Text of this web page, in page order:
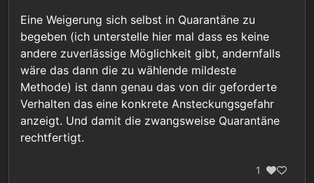
betroffenen Person setzen. Wenn ihrVerhalten
allerdings darauf schließen lassen würde, daß eine
konkrete Ansteckungsgefahr besteht, wären
natürlich Gefahrenabwehrmaßnahmen angezeigt.
Eine Weigerung sich selbst in Quarantäne zu
begeben (ich unterstelle hier mal dass es keine
andere zuverlässige Möglichkeit gibt, andernfalls
wäre das dann die zu wählende mildeste
Methode) ist dann genau das von dir geforderte
Verhalten das eine konkrete Ansteckungsgefahr
anzeigt. Und damit die zwangsweise Quarantäne
rechtfertigt.
1